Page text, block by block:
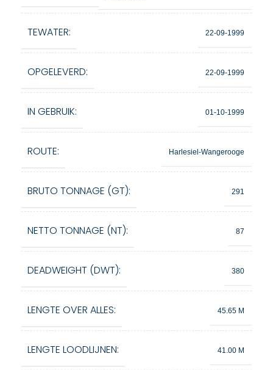
TEWATER: 22-09-1999
OPGELEVERD: 22-09-1999
IN GEBRUIK: 01-10-1999
ROUTE: Harlesiel-Wangerooge
BRUTO TONNAGE (GT): 291
NETTO TONNAGE (NT): 87
DEADWEIGHT (DWT): 380
LENGTE OVER ALLES: 45.65 M
LENGTE LOODLIJNEN: 41.00 M